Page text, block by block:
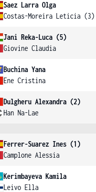
Saez Larra Olga
Costas-Moreira Leticia (3)
Jani Reka-Luca (5)
Giovine Claudia
Buchina Yana
Ene Cristina
Dulgheru Alexandra (2)
Han Na-Lae
Ferrer-Suarez Ines (1)
Camplone Alessia
Kerimbayeva Kamila
Leivo Ella